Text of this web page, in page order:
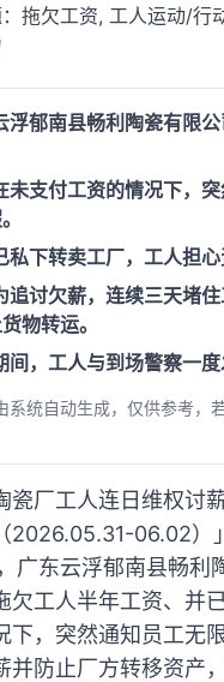
拖欠工资, 工人运动/行
浮郁南县畅利陶瓷有限
未支付工资的情况下，
私下转卖工厂，工人担心
追讨欠薪，连续三天堵
物转运。
间，工人与到场警察一度
系统自动生成，仅供参考，
瓷厂工人连日维权讨
2026.05.31-06.02）
广东云浮郁南县畅利
欠工人半年工资、并
下，突然通知员工无
并防止厂方转移资产